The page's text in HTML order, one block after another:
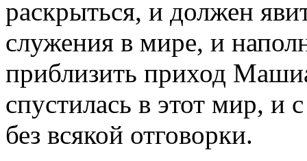
раскрыться, и должен
служения в мире, и
приблизить приход
спустилась в этот мир, и
без всякой отговорки.